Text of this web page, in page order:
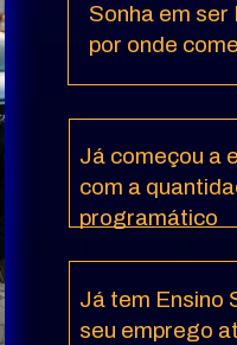
Sonha em
por onde
Já começou a
com a
programático
Já tem Ensino
seu emprego